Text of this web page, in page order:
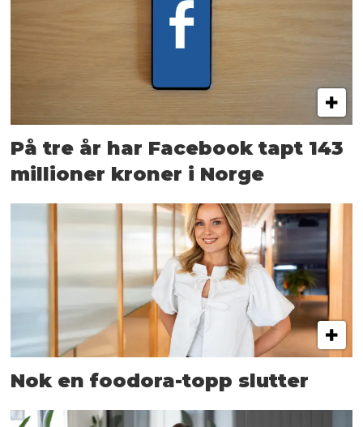
På tre år har Facebook tapt 143
millioner kroner i Norge
Nok en foodora-topp slutter